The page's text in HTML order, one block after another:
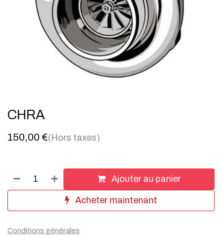
CHRA
150,00 €(Hors taxes)
Ajouter au panier
Acheter maintenant
Conditions générales